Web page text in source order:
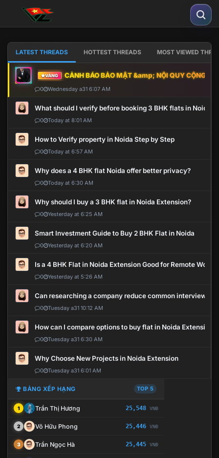
LATEST THREADS HOTTEST THREADS MOST VIEWED
VÀNG CẢNH BÁO BẢO MẬT &amp; NỘI QUY CỘNG
0 Wednesday a31 6:07 AM
What should I verify before booking 3 BHK flats in Noida?
0 Today at 8:01 AM
How to Verify property in Noida Step by Step
0 Today at 6:57 AM
Why does a 4 BHK flat Noida offer better privacy?
0 Today at 6:30 AM
Why should I buy a 3 BHK flat in Noida Extension?
0 Yesterday at 6:25 AM
Smart Investment Guide to Buy 2 BHK Flat in Noida
0 Yesterday at 6:20 AM
Is a 4 BHK Flat in Noida Extension Good for Remote Work?
0 Yesterday at 5:26 AM
Can researching a company reduce common interview
0 Tuesday a31 10:12 AM
How can I compare options to buy flat in Noida Extension?
0 Tuesday a31 6:30 AM
Why Choose New Projects in Noida Extension
0 Tuesday a31 6:01 AM
BẢNG XẾP HẠNG TOP 5
1 Trần Thị Hương 25,548 VNĐ
2 Võ Hữu Phong 25,446 VNĐ
3 Trần Ngọc Hà 25,445 VNĐ